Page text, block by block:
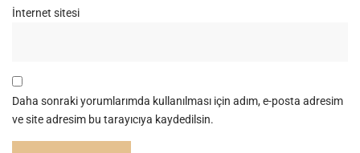
İnternet sitesi
Daha sonraki yorumlarımda kullanılması için adım, e-posta adresim
ve site adresim bu tarayıcıya kaydedilsin.